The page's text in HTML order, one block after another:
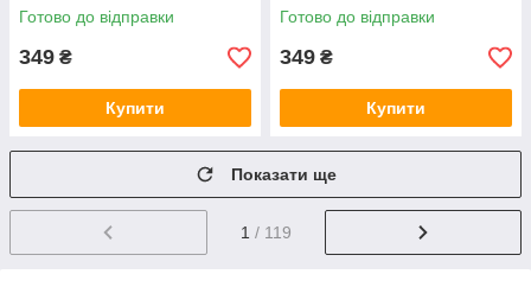
Готово до відправки
349 ₴
Купити
Готово до відправки
349 ₴
Купити
Показати ще
1 / 119